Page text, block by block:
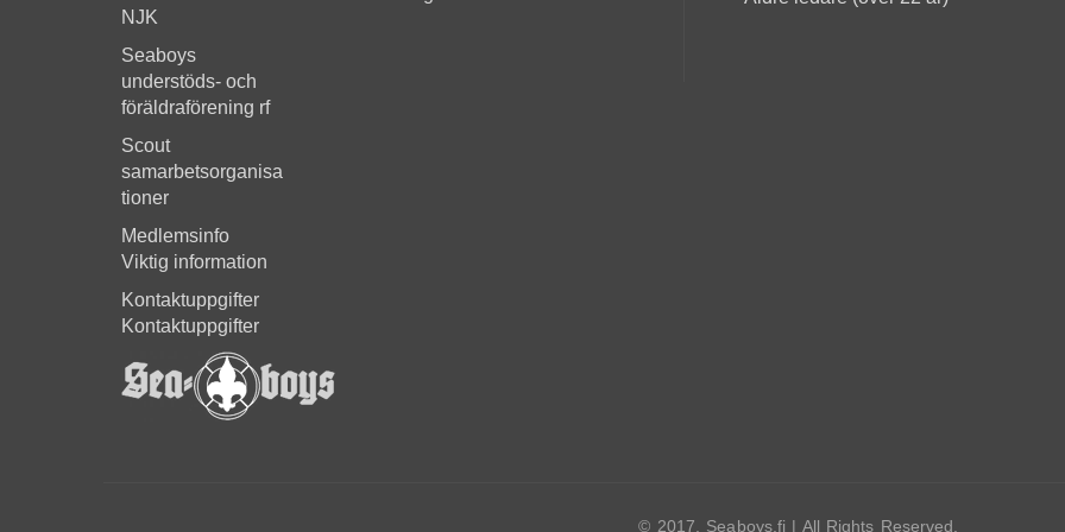
NJK
Seaboys
understöds- och
föräldraförening rf
Scout
samarbetsorganisa
tioner
Medlemsinfo
Viktig information
Kontaktuppgifter
Kontaktuppgifter
© 2017. Seaboys.fi | All Rights Reserved.